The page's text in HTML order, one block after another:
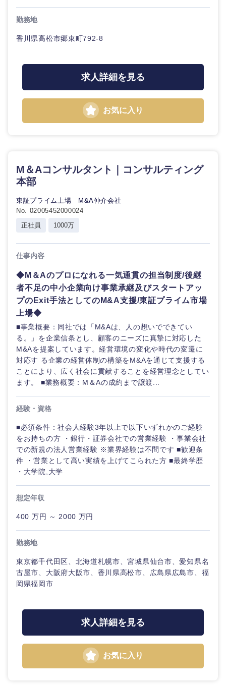
勤務地
香川県高松市郷東町792-8
求人詳細を見る
お気に入り
M＆Aコンサルタント｜コンサルティング
本部
東証プライム上場 M&A仲介会社
No. 02005452000024
正社員
1000万
仕事内容
◆M＆Aのプロになれる一気通貫の担当制度/後継
者不足の中小企業向け事業承継及びスタートアッ
プのExit手法としてのM&A支援/東証プライム市場
上場◆
■事業概要：同社では「M&Aは、人の想いでできてい
る。」を企業信条とし、顧客のニーズに真摯に対応した
M&Aを提案しています。経営環境の変化や時代の変遷に
対応す る企業の経営体制の構築をM&Aを通じて支援する
ことにより、広く社会に貢献することを経営理念としてい
ます。 ■業務概要：M＆Aの成約まで譲渡...
経験・資格
■必須条件：社会人経験3年以上で以下いずれかのご経験
をお持ちの方 ・銀行・証券会社での営業経験 ・事業会社
での新規の法人営業経験 ※業界経験は不問です ■歓迎条
件 ・営業として高い実績を上げてこられた方 ■最終学歴
・大学院,大学
想定年収
400 万円 ～ 2000 万円
勤務地
東京都千代田区、北海道札幌市、宮城県仙台市、愛知県名
古屋市、大阪府大阪市、香川県高松市、広島県広島市、福
岡県福岡市
求人詳細を見る
お気に入り